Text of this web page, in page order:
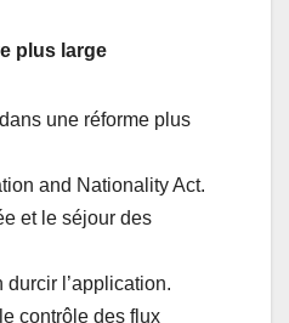
plus large
une réforme plus
and Nationality Act.
et le séjour des
durcir l’application.
contrôle des flux